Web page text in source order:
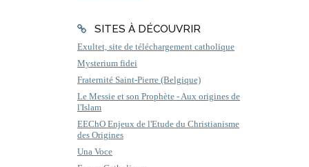
SITES À DÉCOUVRIR
Exultet, site de téléchargement catholique
Mysterium fidei
Fraternité Saint-Pierre (Belgique)
Le Messie et son Prophète - Aux origines de
l'Islam
EEChO Enjeux de l'Etude du Christianisme
des Origines
Una Voce